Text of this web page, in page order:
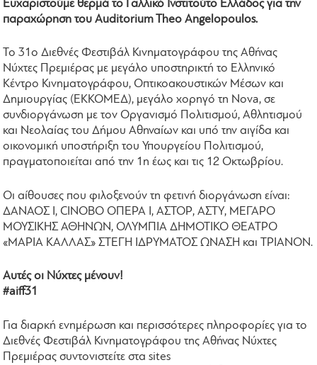
Ευχαριστούμε θερμά το Γαλλικό Ινστιτούτο Ελλάδος για την
παραχώρηση του Auditorium Theo Angelopoulos.
Το 31ο Διεθνές Φεστιβάλ Κινηματογράφου της Αθήνας
Νύχτες Πρεμιέρας με μεγάλο υποστηρικτή το Ελληνικό
Κέντρο Κινηματογράφου, Οπτικοακουστικών Μέσων και
Δημιουργίας (ΕΚΚΟΜΕΔ), μεγάλο χορηγό τη Nova, σε
συνδιοργάνωση με τον Οργανισμό Πολιτισμού, Αθλητισμού
και Νεολαίας του Δήμου Αθηναίων και υπό την αιγίδα και
οικονομική υποστήριξη του Υπουργείου Πολιτισμού,
πραγματοποιείται από την 1η έως και τις 12 Οκτωβρίου.
Οι αίθουσες που φιλοξενούν τη φετινή διοργάνωση είναι:
ΔΑΝΑΟΣ Ι, CINOBO ΟΠΕΡΑ Ι, ΑΣΤΟΡ, ΑΣΤΥ, ΜΕΓΑΡΟ
ΜΟΥΣΙΚΗΣ ΑΘΗΝΩΝ, ΟΛΥΜΠΙΑ ΔΗΜΟΤΙΚΟ ΘΕΑΤΡΟ
«ΜΑΡΙΑ ΚΑΛΛΑΣ» ΣΤΕΓΗ ΙΔΡΥΜΑΤΟΣ ΩΝΑΣΗ και ΤΡΙΑΝΟΝ.
Αυτές οι Νύχτες μένουν!
#aiff31
Για διαρκή ενημέρωση και περισσότερες πληροφορίες για το
Διεθνές Φεστιβάλ Κινηματογράφου της Αθήνας Νύχτες
Πρεμιέρας συντονιστείτε στα sites